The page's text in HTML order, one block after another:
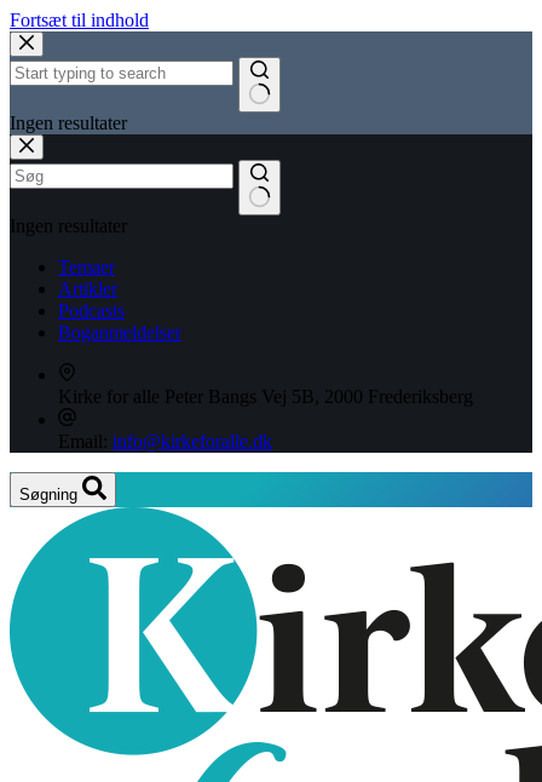
Fortsæt til indhold
Ingen resultater
Ingen resultater
Temaer
Artikler
Podcasts
Boganmeldelser
Kirke for alle Peter Bangs Vej 5B, 2000 Frederiksberg
Email: info@kirkeforalle.dk
Søgning